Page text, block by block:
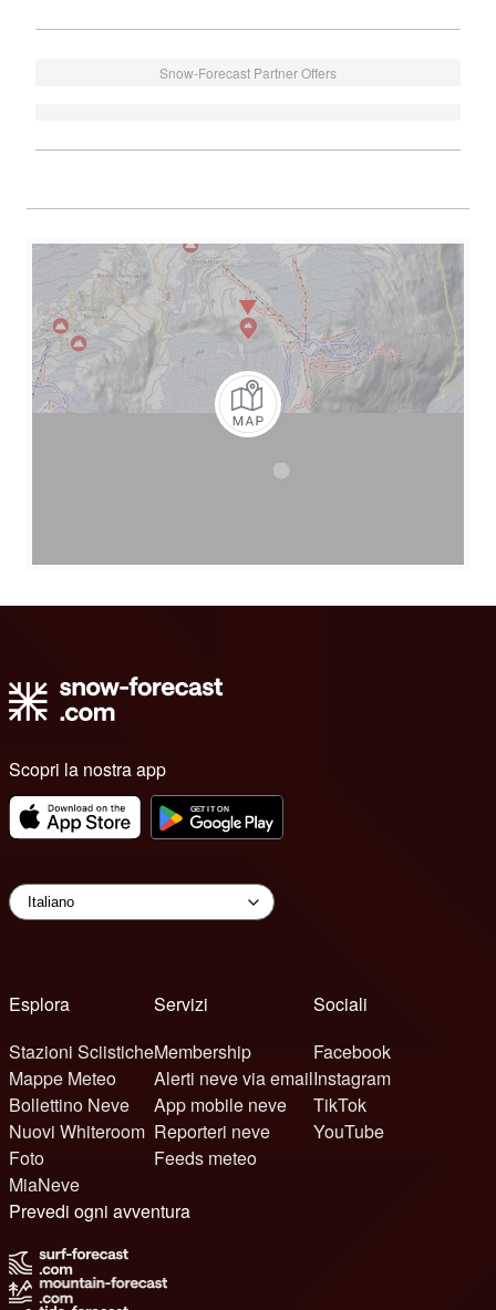
Snow-Forecast Partner Offers
Scopri la nostra app
Esplora
Stazioni Sciistiche
Mappe Meteo
Bollettino Neve
Nuovi Whiteroom
Foto
MiaNeve
Servizi
Membership
Alerti neve via email
App mobile neve
Reporteri neve
Feeds meteo
Sociali
Facebook
Instagram
TikTok
YouTube
Prevedi ogni avventura